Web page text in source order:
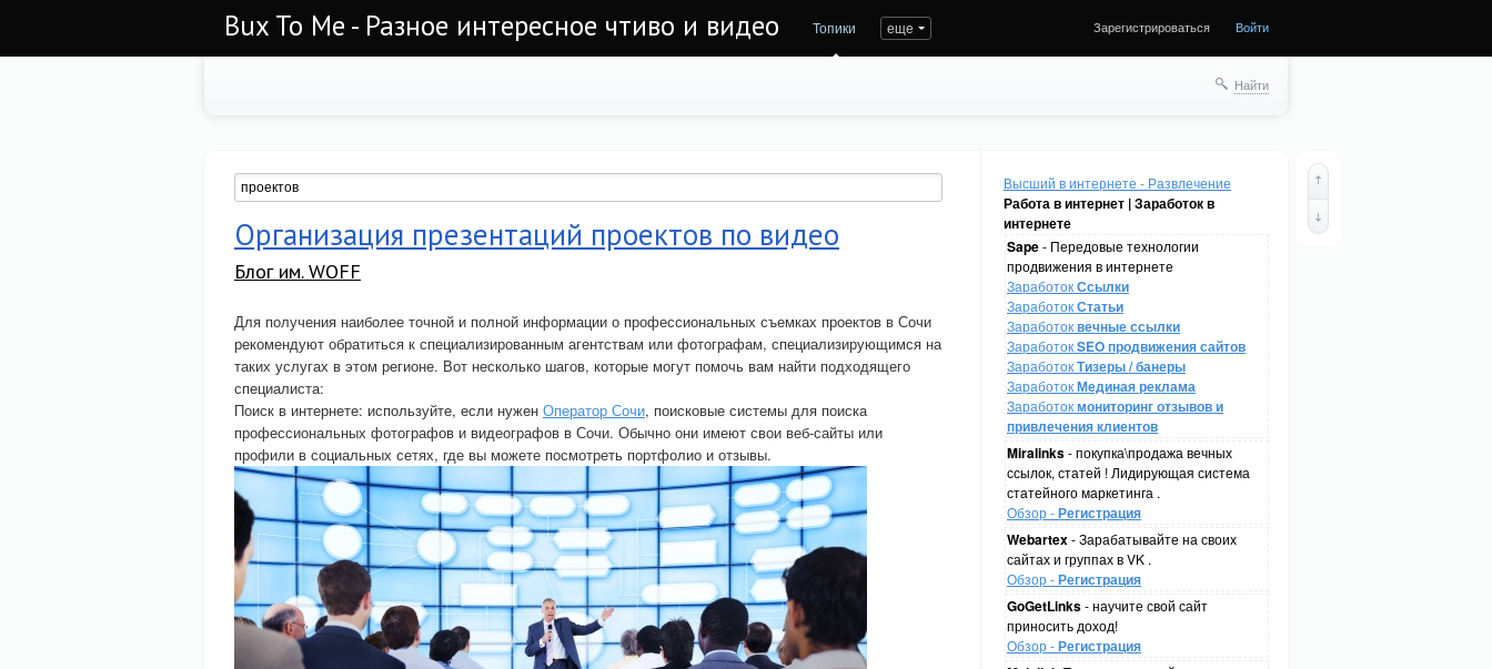
Bux To Me - Разное интересное чтиво и видео Топики еще Зарегистрироваться Войти
Найти
Высший в интернете - Развлечение
Работа в интернет | Заработок в
интернете
Sape- Передовые технологии
продвижения в интернете
ЗаработокСсылки
ЗаработокСтатьи
Заработоквечные ссылки
ЗаработокSEO продвижения сайтов
ЗаработокТизеры / банеры
ЗаработокМединая реклама
Заработокмониторинг отзывов и
привлечения клиентов
Miralinks- покупка\продажа вечных
ссылок, статей ! Лидирующая система
статейного маркетинга .
Обзор -Регистрация
Webartex- Зарабатывайте на своих
сайтах и группах в VK .
Обзор -Регистрация
GoGetLinks- научите свой сайт
приносить доход!
Обзор -Регистрация
Организация презентаций проектов по видео
Блог им. WOFF
Для получения наиболее точной и полной информации о профессиональных съемках проектов в Сочи
рекомендуют обратиться к специализированным агентствам или фотографам, специализирующимся на
таких услугах в этом регионе. Вот несколько шагов, которые могут помочь вам найти подходящего
специалиста:
Поиск в интернете: используйте, если нужен Оператор Сочи, поисковые системы для поиска
профессиональных фотографов и видеографов в Сочи. Обычно они имеют свои веб-сайты или
профили в социальных сетях, где вы можете посмотреть портфолио и отзывы.